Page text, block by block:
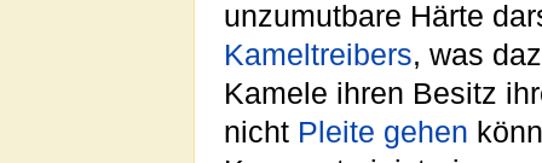
unzumutbare Härte
Kameltreibers, was
Kamele ihren Besitz
nicht Pleite gehen